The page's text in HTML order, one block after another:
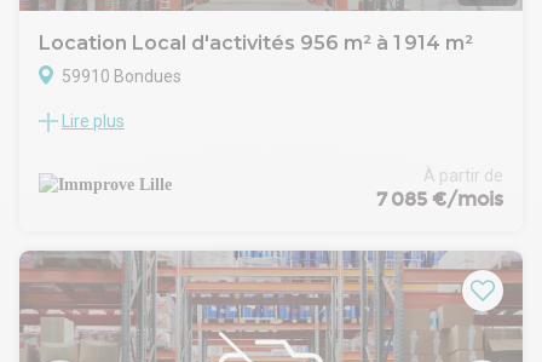
Location Local d'activités 956 m² à 1 914 m²
59910 Bondues
Immprove vous propose à la location des cellules d'environ
possède une grande porte sectionnelle. Les bureaux sont
livrés en base paysagère et climatisés. Hauteur libre : 7m30.
Ravennes les Francs à Bondues. Disponibilité immédiate.
Lire plus
À partir de
7 085 €/mois